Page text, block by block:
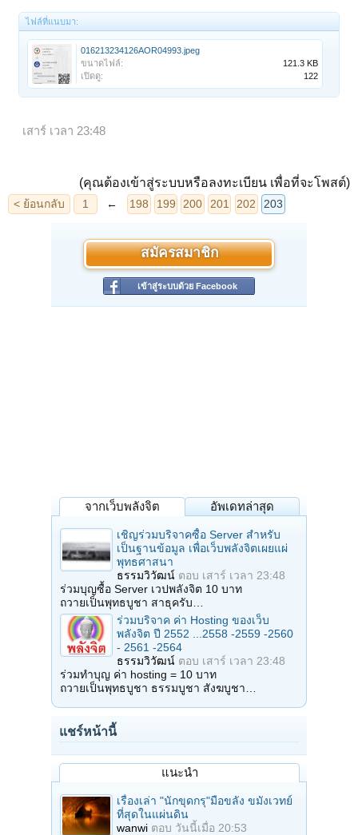
ไฟล์ที่แนบมา:
016213234126AOR04993.jpeg
ขนาดไฟล์:
121.3 KB
เปิดดู:
122
เสาร์ เวลา 23:48
(คุณต้องเข้าสู่ระบบหรือลงทะเบียน เพื่อที่จะโพสต์)
สมัครสมาชิก
เข้าสู่ระบบด้วย Facebook
จากเว็บพลังจิต อัพเดทล่าสุด
เชิญร่วมบริจาคซื้อ Server สำหรับ
เป็นฐานข้อมูล เพื่อเว็บพลังจิตเผยแผ่
พุทธศาสนา
ธรรมวิวัฒน์ ตอบ เสาร์ เวลา 23:48
ร่วมบุญซื้อ Server เวปพลังจิต 10 บาท
ถวายเป็นพุทธบูชา สาธุครับ…
ร่วมบริจาค ค่า Hosting ของเว็บ
พลังจิต ปี 2552 ...2558 -2559 -2560
- 2561 -2564
ธรรมวิวัฒน์ ตอบ เสาร์ เวลา 23:48
ร่วมทำบุญ ค่า hosting = 10 บาท
ถวายเป็นพุทธบูชา ธรรมบูชา สังฆบูชา…
แชร์หน้านี้
แนะนำ
เรื่องเล่า "นักขุดกรุ"มือขลัง ขมังเวทย์
ที่สุดในแผ่นดิน
wanwi ตอบ วันนี้เมื่อ 20:53